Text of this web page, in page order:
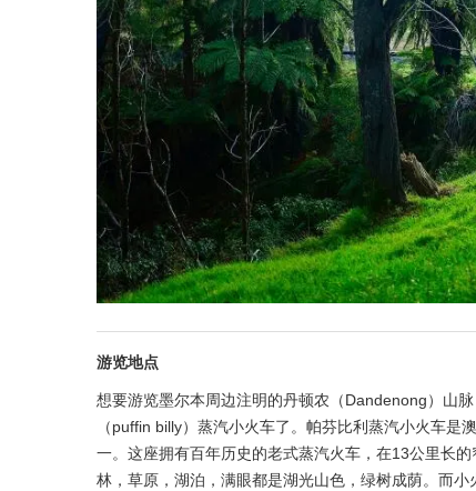
游览地点
想要游览墨尔本周边注明的丹顿农（Dandenong）山
（puffin billy）蒸汽小火车了。帕芬比利蒸汽小火车
一。这座拥有百年历史的老式蒸汽火车，在13公里长
林，草原，湖泊，满眼都是湖光山色，绿树成荫。而